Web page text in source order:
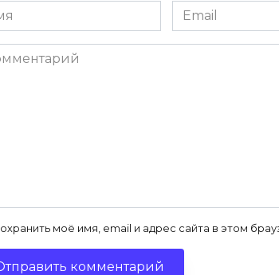
Email
*
моё имя, email и адрес сайта в этом